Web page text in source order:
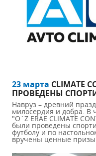
23 марта CLIMATE
ПРОВЕДЕНЫ
Навруз – древний
милосердия и добра. В
"O`Z ERAE CLIMATE
были проведены
футболу и по
вручены ценные